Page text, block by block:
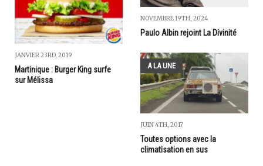
JANVIER 23RD, 2019
Martinique : Burger King surfe
sur Mélissa
NOVEMBRE 19TH, 2024
Paulo Albin rejoint La Divinité
A LA UNE
JUIN 4TH, 2017
Toutes options avec la
climatisation en sus